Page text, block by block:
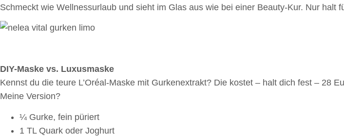
Schmeckt wie Wellnessurlaub und sieht im Glas aus wie bei einer Beauty-Kur. Nur halt
DIY-Maske vs. Luxusmaske
Kennst du die teure L’Oréal-Maske mit Gurkenextrakt? Die kostet – halt dich fest – 28
Meine Version?
¼ Gurke, fein püriert
1 TL Quark oder Joghurt